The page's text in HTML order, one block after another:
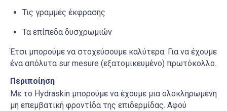
Τις γραμμές έκφρασης
Τα επίπεδα δυσχρωμιών
Έτσι μπορούμε να στοχεύσουμε καλύτερα. Για να έχουμε
ένα απόλυτα sur mesure (εξατομικευμένο) πρωτόκολλο.
Περιποίηση
Με το Hydraskin μπορούμε να έχουμε μια ολοκληρωμένη
μη επεμβατική φροντίδα της επιδερμίδας. Αφού